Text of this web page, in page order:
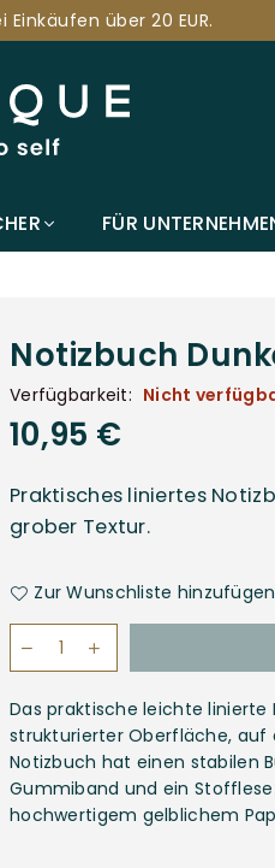
über 20 EUR.
FÜR
Notizbuch
Verfügbarkeit: Nicht
Normaler
10,95 €
Praktisches liniertes
grober Textur.
Zur Wunschliste hinzufügen
Das praktische leichte linierte
strukturierter Oberfläche, auf
Notizbuch hat einen stabilen
Gummiband und ein
hochwertigem gelblichem